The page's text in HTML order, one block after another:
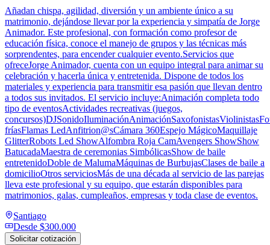
Añadan chispa, agilidad, diversión y un ambiente único a su
matrimonio, dejándose llevar por la experiencia y simpatía de Jorge
Animador. Este profesional, con formación como profesor de
educación física, conoce el manejo de grupos y las técnicas más
sorprendentes, para encender cualquier evento.Servicios que
ofreceJorge Animador, cuenta con un equipo integral para animar su
celebración y hacerla única y entretenida. Dispone de todos los
materiales y experiencia para transmitir esa pasión que llevan dentro
a todos sus invitados. El servicio incluye:Animación completa todo
tipo de eventosActividades recreativas (juegos,
fríasFlamas LedAnfitrion@sCámara 360Espejo MágicoMaquillaje
GlitterRobots Led ShowAlfombra Roja CamAvengers ShowShow
BatucadaMaestra de ceremonias SimbólicasShow de baile
entretenidoDoble de MalumaMáquinas de BurbujasClases de baile a
domicilioOtros serviciosMás de una década al servicio de las parejas
lleva este profesional y su equipo, que estarán disponibles para
matrimonios, galas, cumpleaños, empresas y toda clase de eventos.
Santiago
Desde $300.000
Solicitar cotización